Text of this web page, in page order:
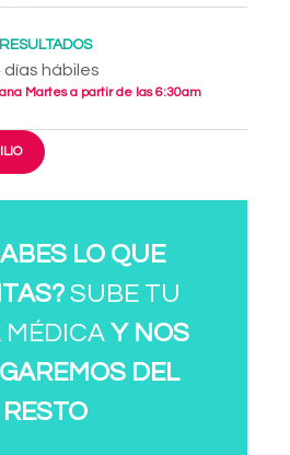
RESULTADOS
días hábiles
Martes a partir de las 6:30am
LO QUE
SUBE TU
MÉDICA Y NOS
DEL
RESTO